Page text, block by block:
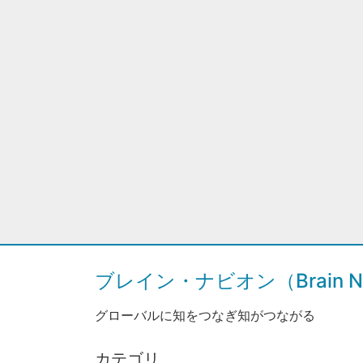
ブレイン・ナビオン（Brain
グローバルに知をつなぎ知がつながる
カテゴリ